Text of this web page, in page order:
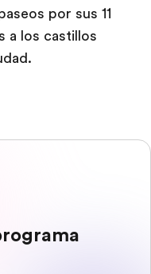
por sus 11
a los castillos